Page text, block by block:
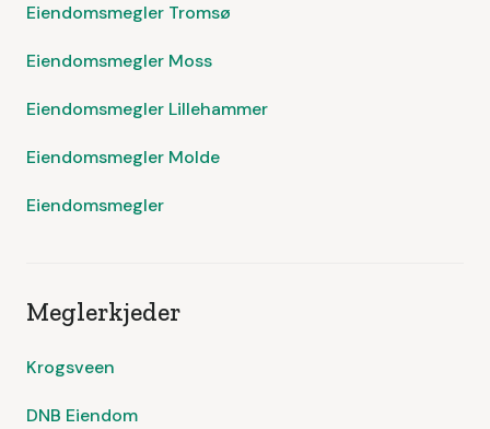
Eiendomsmegler Tromsø
Eiendomsmegler Moss
Eiendomsmegler Lillehammer
Eiendomsmegler Molde
Eiendomsmegler
Meglerkjeder
Krogsveen
DNB Eiendom